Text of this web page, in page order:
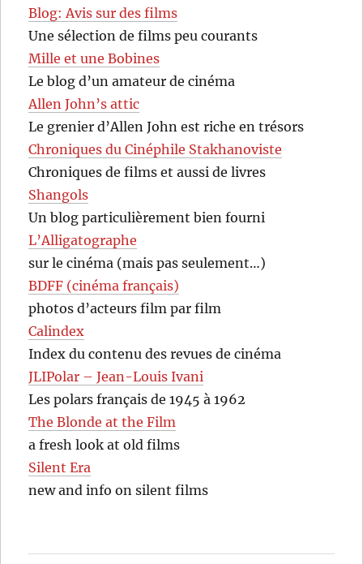
Blog: Avis sur des films
Une sélection de films peu courants
Mille et une Bobines
Le blog d’un amateur de cinéma
Allen John’s attic
Le grenier d’Allen John est riche en trésors
Chroniques du Cinéphile Stakhanoviste
Chroniques de films et aussi de livres
Shangols
Un blog particulièrement bien fourni
L’Alligatographe
sur le cinéma (mais pas seulement…)
BDFF (cinéma français)
photos d’acteurs film par film
Calindex
Index du contenu des revues de cinéma
JLIPolar – Jean-Louis Ivani
Les polars français de 1945 à 1962
The Blonde at the Film
a fresh look at old films
Silent Era
new and info on silent films